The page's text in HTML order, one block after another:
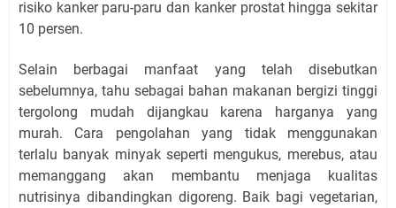
risiko kanker paru-paru dan kanker prostat hingga sekitar
10 persen.
Selain berbagai manfaat yang telah disebutkan
sebelumnya, tahu sebagai bahan makanan bergizi tinggi
tergolong mudah dijangkau karena harganya yang
murah. Cara pengolahan yang tidak menggunakan
terlalu banyak minyak seperti mengukus, merebus, atau
memanggang akan membantu menjaga kualitas
nutrisinya dibandingkan digoreng. Baik bagi vegetarian,